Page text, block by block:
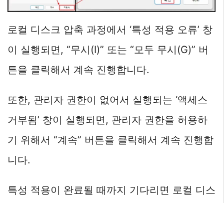
로컬 디스크 압축 과정에서 ‘특성 적용 오류’ 창
이 실행되면, “무시(I)” 또는 “모두 무시(G)” 버
튼을 클릭해서 계속 진행합니다.
또한, 관리자 권한이 없어서 실행되는 ‘액세스
거부됨’ 창이 실행되면, 관리자 권한을 허용하
기 위해서 “계속” 버튼을 클릭해서 계속 진행합
니다.
특성 적용이 완료될 때까지 기다리면 로컬 디스